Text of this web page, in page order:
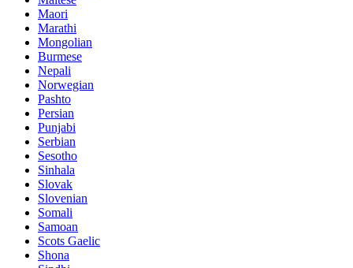
Maori
Marathi
Mongolian
Burmese
Nepali
Norwegian
Pashto
Persian
Punjabi
Serbian
Sesotho
Sinhala
Slovak
Slovenian
Somali
Samoan
Scots Gaelic
Shona